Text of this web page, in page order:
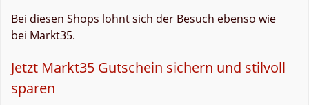
Bei diesen Shops lohnt sich der Besuch ebenso wie
bei Markt35.
Jetzt Markt35 Gutschein sichern und stilvoll
sparen